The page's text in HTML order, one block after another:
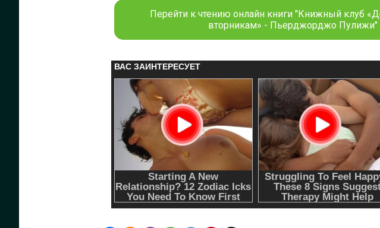
Перейти к чтению онлайн книги "Книжный клуб
вторникам» - Пьерджорджо Пулижи"